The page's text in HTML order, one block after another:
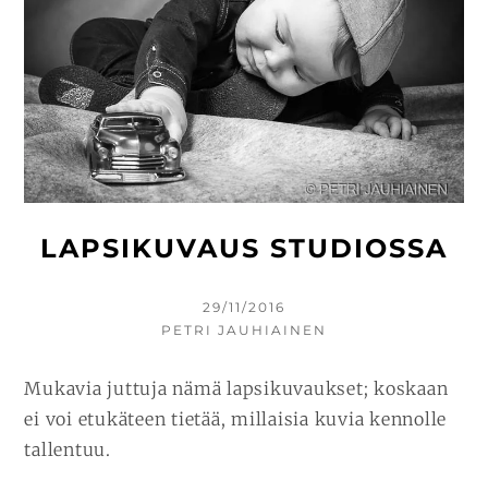
LAPSIKUVAUS STUDIOSSA
KIRJOITETTU
29/11/2016
KIRJOITTAJA
PETRI JAUHIAINEN
Mukavia juttuja nämä lapsikuvaukset; koskaan
ei voi etukäteen tietää, millaisia kuvia kennolle
tallentuu.